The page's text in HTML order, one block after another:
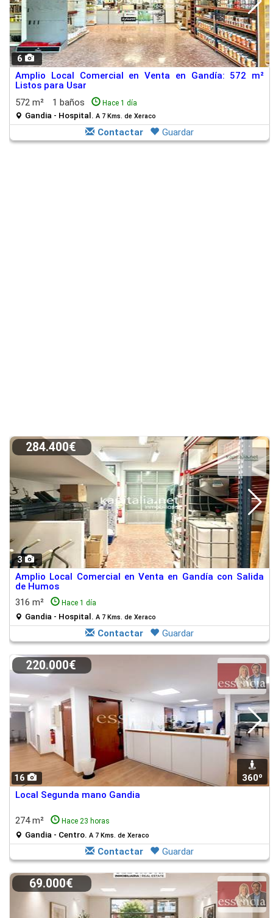
6
Amplio Local Comercial en Venta en Gandía: 572 m²
Listos para Usar
572 m²
1 baños Hace 1 día
Gandia - Hospital. A 7 Kms. de Xeraco
Contactar Guardar
3
284.400€
Amplio Local Comercial en Venta en Gandía con Salida
de Humos
316 m²
Hace 1 día
Gandia - Hospital. A 7 Kms. de Xeraco
Contactar Guardar
16 360º
220.000€
Local Segunda mano Gandia
274 m² Hace 23 horas
Gandia - Centro. A 7 Kms. de Xeraco
Contactar Guardar
69.000€